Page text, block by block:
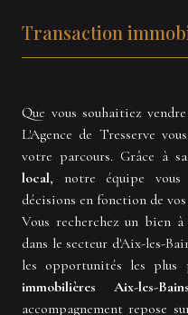
Transaction
Que vous souhaitiez
L'Agence de Tresserve
votre parcours. Grâce à
local, notre équipe vous
décisions en fonction de
Vous recherchez un bien
dans le secteur d'Aix-les-
les opportunités les plus
immobilières Aix-les-Bains
accompagnement repose